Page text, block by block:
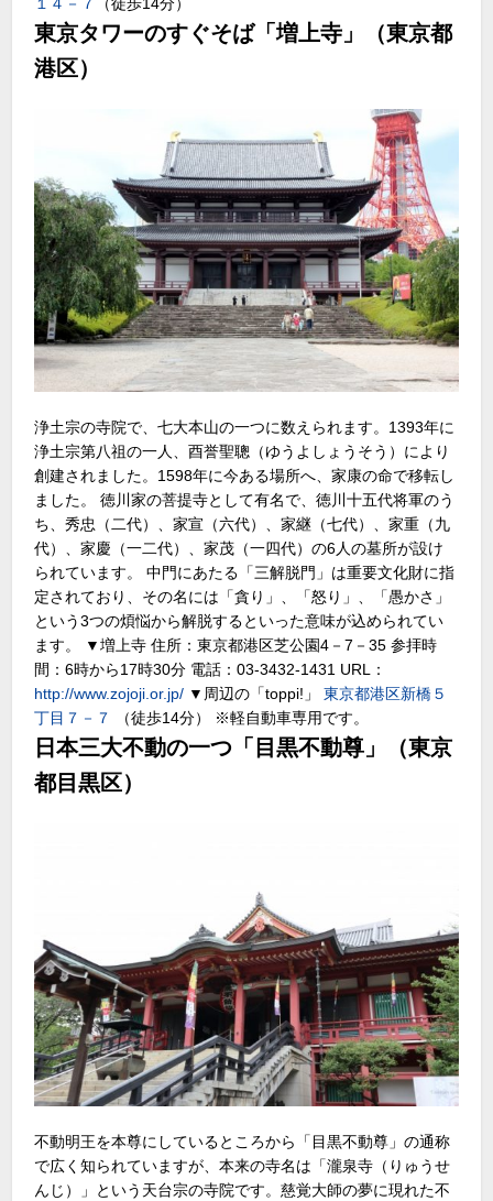
東京タワーのすぐそば「増上寺」（東京都
港区）
浄土宗の寺院で、七大本山の一つに数えられます。1393年に
浄土宗第八祖の一人、酉誉聖聰（ゆうよしょうそう）により
創建されました。1598年に今ある場所へ、家康の命で移転し
ました。 徳川家の菩提寺として有名で、徳川十五代将軍のう
ち、秀忠（二代）、家宣（六代）、家継（七代）、家重（九
代）、家慶（一二代）、家茂（一四代）の6人の墓所が設け
られています。 中門にあたる「三解脱門」は重要文化財に指
定されており、その名には「貪り」、「怒り」、「愚かさ」
という3つの煩悩から解脱するといった意味が込められてい
ます。 ▼増上寺 住所：東京都港区芝公園4－7－35 参拝時
間：6時から17時30分 電話：03-3432-1431 URL：
http://www.zojoji.or.jp/ ▼周辺の「toppi!」東京都港区新橋５
丁目７－７
（徒歩14分） ※軽自動車専用です。
日本三大不動の一つ「目黒不動尊」（東京
都目黒区）
不動明王を本尊にしているところから「目黒不動尊」の通称
で広く知られていますが、本来の寺名は「瀧泉寺（りゅうせ
んじ）」という天台宗の寺院です。慈覚大師の夢に現れた不